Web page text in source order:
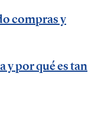
de
de El
compras y
y por qué es tan